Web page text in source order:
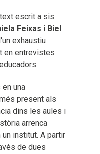
escrit a sis
Feixas i Biel
exhaustiu
en entrevistes
una
present als
dins les aules i
arrenca
un institut. A partir
de dues